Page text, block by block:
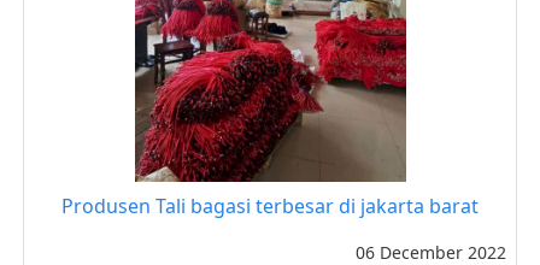
Produsen Tali bagasi terbesar di jakarta barat
06 December 2022